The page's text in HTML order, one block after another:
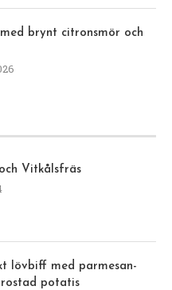
brynt citronsmör och
Vitkålsfräs
lövbiff med parmesan-
potatis